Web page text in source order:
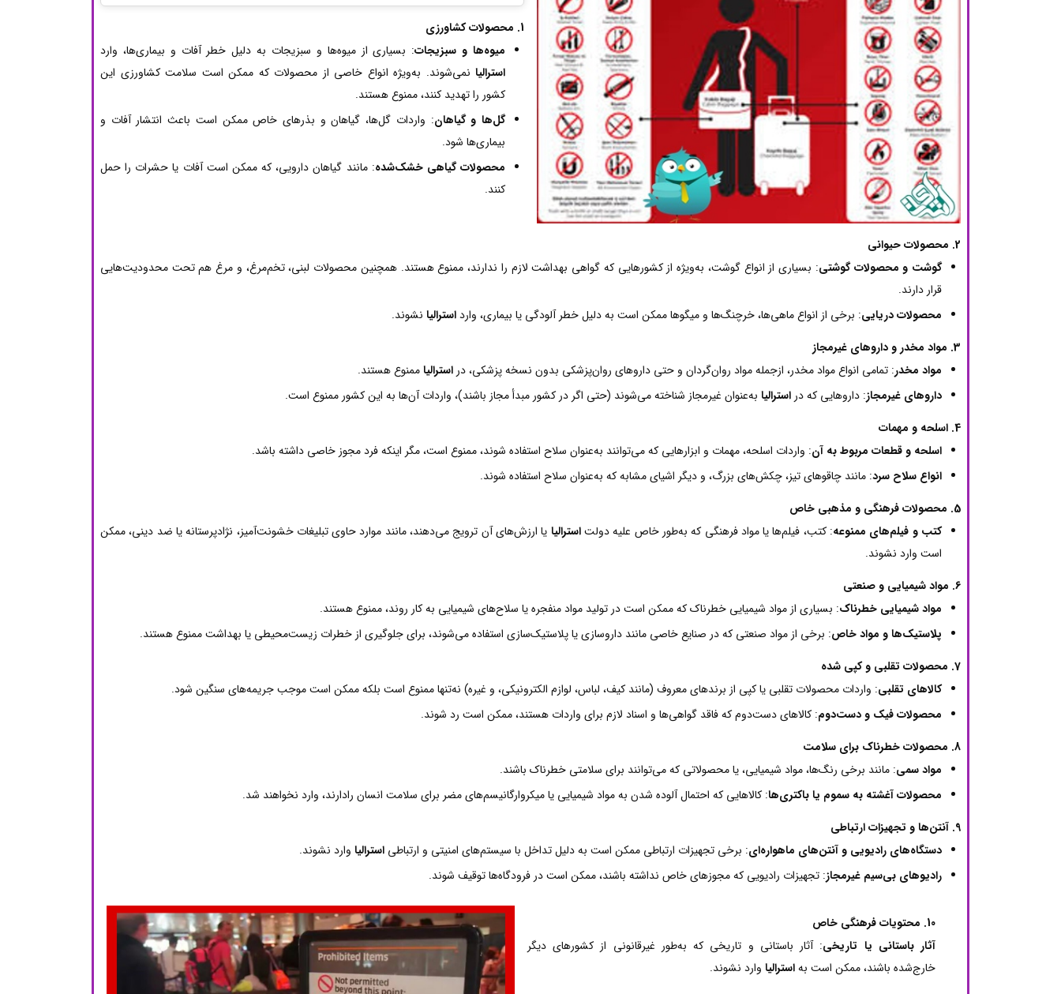
1. محصولات کشاورزی
میوه‌ها و سبزیجات: بسیاری از میوه‌ها و سبزیجات به دلیل خطر آفات و بیماری‌ها، وارد
استرالیا نمی‌شوند. به‌ویژه انواع خاصی از محصولات که ممکن است سلامت کشاورزی این
کشور را تهدید کنند، ممنوع هستند.
گل‌ها و گیاهان: واردات گل‌ها، گیاهان و بذرهای خاص ممکن است باعث انتشار آفات و
بیماری‌ها شود.
محصولات گیاهی خشک‌شده: مانند گیاهان دارویی، که ممکن است آفات یا حشرات را حمل
کنند.
2. محصولات حیوانی
گوشت و محصولات گوشتی: بسیاری از انواع گوشت، به‌ویژه از کشورهایی که گواهی بهداشت لازم را ندارند، ممنوع هستند. همچنین محصولات لبنی، تخم‌مرغ، و مرغ هم تحت محدودیت‌هایی
قرار دارند.
محصولات دریایی: برخی از انواع ماهی‌ها، خرچنگ‌ها و میگوها ممکن است به دلیل خطر آلودگی یا بیماری، وارداسترالیا نشوند.
3. مواد مخدر و داروهای غیرمجاز
مواد مخدر: تمامی انواع مواد مخدر، ازجمله مواد روان‌گردان و حتی داروهای روان‌پزشکی بدون نسخه پزشکی، در استرالیاممنوع هستند.
داروهای غیرمجاز: داروهایی که در استرالیا به‌عنوان غیرمجاز شناخته می‌شوند (حتی اگر در کشور مبدأ مجاز باشند)، واردات آن‌ها به این کشور ممنوع است.
4. اسلحه و مهمات
اسلحه و قطعات مربوط به آن: واردات اسلحه، مهمات و ابزارهایی که می‌توانند به‌عنوان سلاح استفاده شوند، ممنوع است، مگر اینکه فرد مجوز خاصی داشته باشد.
انواع سلاح سرد: مانند چاقوهای تیز، چکش‌های بزرگ، و دیگر اشیای مشابه که به‌عنوان سلاح استفاده شوند.
5. محصولات فرهنگی و مذهبی خاص
کتب و فیلم‌های ممنوعه: کتب، فیلم‌ها یا مواد فرهنگی که به‌طور خاص علیه دولتاسترالیا یا ارزش‌های آن ترویج می‌دهند، مانند موارد حاوی تبلیغات خشونت‌آمیز، نژادپرستانه یا ضد دینی، ممکن
است وارد نشوند.
6. مواد شیمیایی و صنعتی
مواد شیمیایی خطرناک: بسیاری از مواد شیمیایی خطرناک که ممکن است در تولید مواد منفجره یا سلاح‌های شیمیایی به کار روند، ممنوع هستند.
پلاستیک‌ها و مواد خاص: برخی از مواد صنعتی که در صنایع خاصی مانند داروسازی یا پلاستیک‌سازی استفاده می‌شوند، برای جلوگیری از خطرات زیست‌محیطی یا بهداشت ممنوع هستند.
7. محصولات تقلبی و کپی شده
کالاهای تقلبی: واردات محصولات تقلبی یا کپی از برندهای معروف (مانند کیف، لباس، لوازم الکترونیکی، و غیره) نه‌تنها ممنوع است بلکه ممکن است موجب جریمه‌های سنگین شود.
محصولات فیک و دست‌دوم: کالاهای دست‌دوم که فاقد گواهی‌ها و اسناد لازم برای واردات هستند، ممکن است رد شوند.
8. محصولات خطرناک برای سلامت
مواد سمی: مانند برخی رنگ‌ها، مواد شیمیایی، یا محصولاتی که می‌توانند برای سلامتی خطرناک باشند.
محصولات آغشته به سموم یا باکتری‌ها: کالاهایی که احتمال آلوده شدن به مواد شیمیایی یا میکروارگانیسم‌های مضر برای سلامت انسان رادارند، وارد نخواهند شد.
9. آنتن‌ها و تجهیزات ارتباطی
دستگاه‌های رادیویی و آنتن‌های ماهواره‌ای: برخی تجهیزات ارتباطی ممکن است به دلیل تداخل با سیستم‌های امنیتی و ارتباطی استرالیا وارد نشوند.
رادیوهای بی‌سیم غیرمجاز: تجهیزات رادیویی که مجوزهای خاص نداشته باشند، ممکن است در فرودگاه‌ها توقیف شوند.
10. محتویات فرهنگی خاص
آثار باستانی یا تاریخی: آثار باستانی و تاریخی که به‌طور غیرقانونی از کشورهای دیگر
خارج‌شده باشند، ممکن است بهاسترالیا وارد نشوند.